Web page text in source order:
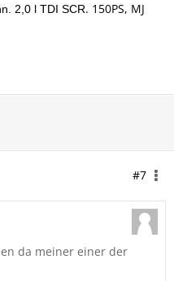
2,0 l TDI SCR. 150PS, MJ
#7
da meiner einer der